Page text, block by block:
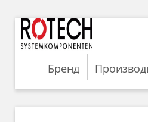
Бренд